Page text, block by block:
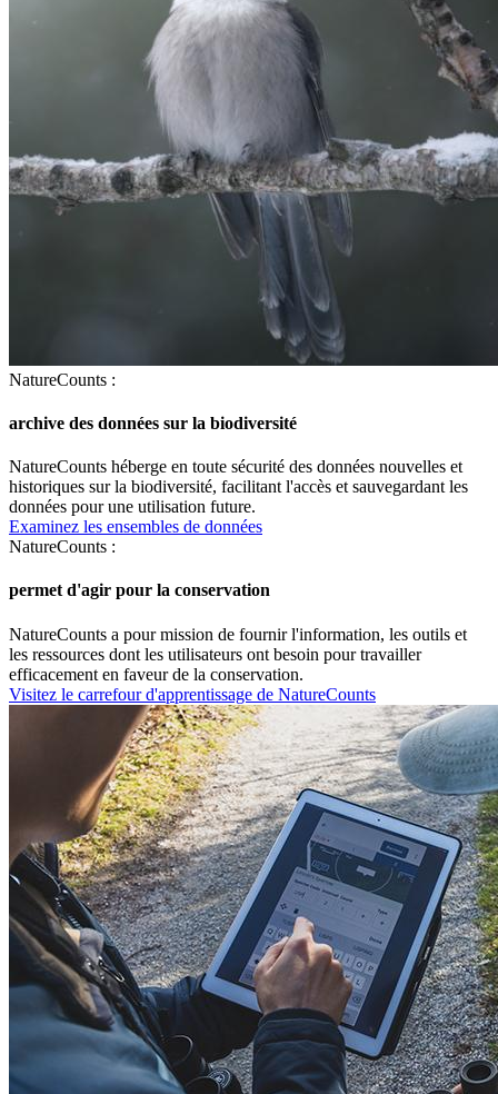
NatureCounts :
archive des données sur la biodiversité
NatureCounts héberge en toute sécurité des données nouvelles et
historiques sur la biodiversité, facilitant l'accès et sauvegardant les
données pour une utilisation future.
Examinez les ensembles de données
NatureCounts :
permet d'agir pour la conservation
NatureCounts a pour mission de fournir l'information, les outils et
les ressources dont les utilisateurs ont besoin pour travailler
efficacement en faveur de la conservation.
Visitez le carrefour d'apprentissage de NatureCounts